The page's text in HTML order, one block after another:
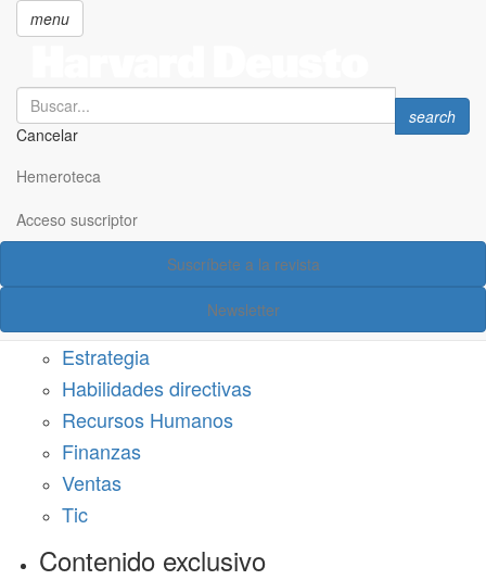
principal
menu
Search
Cancelar
Search
search
Hemeroteca
Acceso suscriptor
Suscríbete a la revista
Newsletter
Acceso suscriptor
Estrategia
Habilidades directivas
Recursos Humanos
Finanzas
Ventas
Tic
Contenido exclusivo